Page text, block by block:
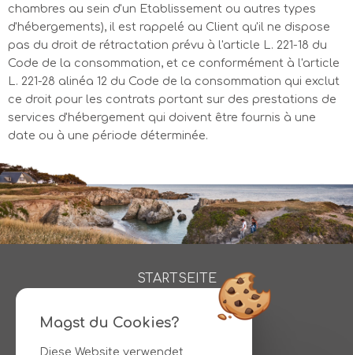
chambres au sein d'un Etablissement ou autres types
d'hébergements), il est rappelé au Client qu'il ne dispose
pas du droit de rétractation prévu à l'article L. 221-18 du
Code de la consommation, et ce conformément à l'article
L. 221-28 alinéa 12 du Code de la consommation qui exclut
ce droit pour les contrats portant sur des prestations de
services d'hébergement qui doivent être fournis à une
date ou à une période déterminée.
STARTSEITE
SONDERANGEBOTE
Magst du Cookies?
Diese Website verwendet